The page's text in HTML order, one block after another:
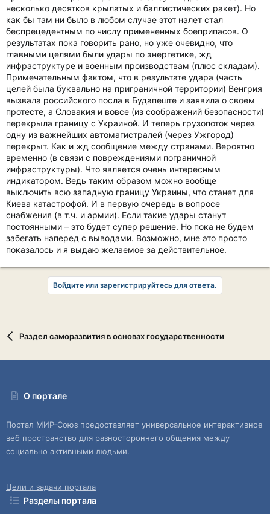
несколько десятков крылатых и баллистических ракет). Но
как бы там ни было в любом случае этот налет стал
беспрецедентным по числу примененных боеприпасов. О
результатах пока говорить рано, но уже очевидно, что
главными целями были удары по энергетике, жд
инфраструктуре и военным производствам (плюс складам).
Примечательным фактом, что в результате удара (часть
целей была буквально на приграничной территории) Венгрия
вызвала российского посла в Будапеште и заявила о своем
протесте, а Словакия и вовсе (из соображений безопасности)
перекрыла границу с Украиной. И теперь грузопоток через
одну из важнейших автомагистралей (через Ужгород)
перекрыт. Как и жд сообщение между странами. Вероятно
временно (в связи с повреждениями пограничной
инфраструктуры). Что является очень интересным
индикатором. Ведь таким образом можно вообще
выключить всю западную границу Украины, что станет для
Киева катастрофой. И в первую очередь в вопросе
снабжения (в т.ч. и армии). Если такие удары станут
постоянными – это будет супер решение. Но пока не будем
забегать наперед с выводами. Возможно, мне это просто
показалось и я выдаю желаемое за действительное.
Войдите или зарегистрируйтесь для ответа.
Раздел саморазвития в основах государственности
О портале
Портал МИР-Союз предоставляет универсальное интерактивное
веб пространство для разностороннего общения между
социально активными людьми.
Цели и задачи портала
Разделы портала